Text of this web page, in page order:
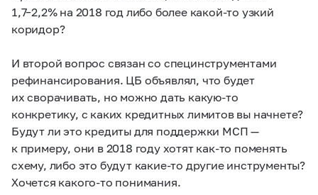
1,7–2,2%на 2018 год либо более какой-то узкий
коридор?
И второй вопрос связан со специнструментами
рефинансирования. ЦБ объявлял, что будет
их сворачивать, но можно дать какую-то
конкретику, с каких кредитных лимитов вы начнете?
Будут ли это кредиты для поддержки МСП —
к примеру, они в 2018 году хотят как-то поменять
схему, либо это будут какие-то другие инструменты?
Хочется какого-то понимания.